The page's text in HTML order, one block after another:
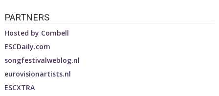
PARTNERS
Hosted by Combell
ESCDaily.com
songfestivalweblog.nl
eurovisionartists.nl
ESCXTRA